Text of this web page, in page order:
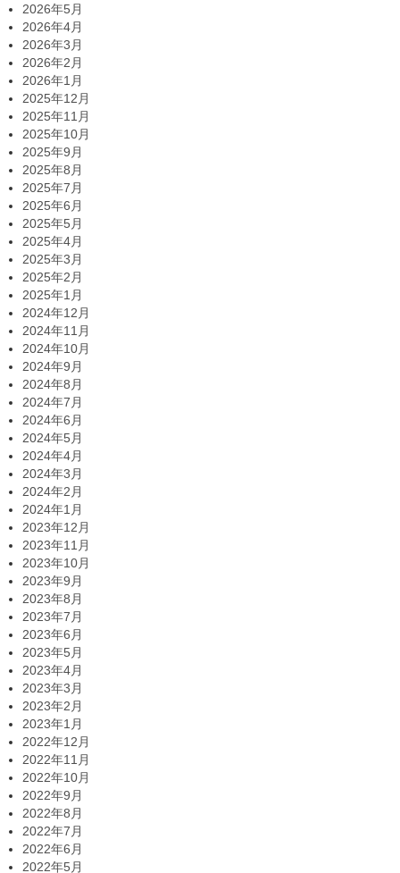
2026年5月
2026年4月
2026年3月
2026年2月
2026年1月
2025年12月
2025年11月
2025年10月
2025年9月
2025年8月
2025年7月
2025年6月
2025年5月
2025年4月
2025年3月
2025年2月
2025年1月
2024年12月
2024年11月
2024年10月
2024年9月
2024年8月
2024年7月
2024年6月
2024年5月
2024年4月
2024年3月
2024年2月
2024年1月
2023年12月
2023年11月
2023年10月
2023年9月
2023年8月
2023年7月
2023年6月
2023年5月
2023年4月
2023年3月
2023年2月
2023年1月
2022年12月
2022年11月
2022年10月
2022年9月
2022年8月
2022年7月
2022年6月
2022年5月